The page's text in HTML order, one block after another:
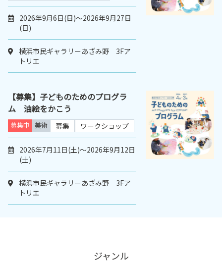
2026年9月6日(日)～2026年9月27日
(日)
横浜市民ギャラリーあざみ野 3Fア
トリエ
【募集】子どものためのプログラ
ム 油絵をかこう
募集中 美術 募集 ワークショップ
2026年7月11日(土)～2026年9月12日
(土)
横浜市民ギャラリーあざみ野 3Fア
トリエ
ジャンル